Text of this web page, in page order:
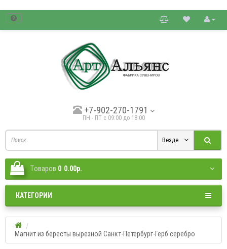
+7-902-270-1791
ПН - ПТ с 09:00 до 18:00
Везде
Tоваров 0 0.00р.
КАТЕГОРИИ
Магнит из бересты вырезной Санкт-Петербург-Герб серебро